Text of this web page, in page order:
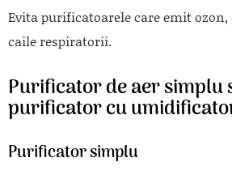
Evita purificatoarele care emit
caile respiratorii.
Purificator de aer simplu
purificator cu
Purificator simplu